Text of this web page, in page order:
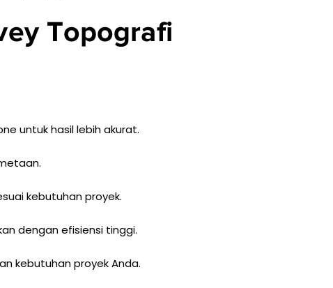
Topografi
untuk hasil lebih akurat.
kebutuhan proyek.
dengan efisiensi tinggi.
kebutuhan proyek Anda.